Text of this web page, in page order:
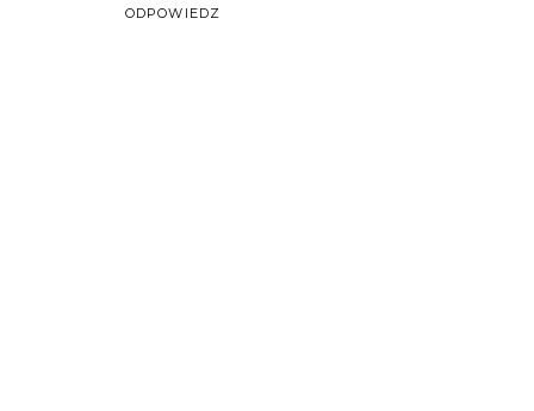
ODPOWIEDZ